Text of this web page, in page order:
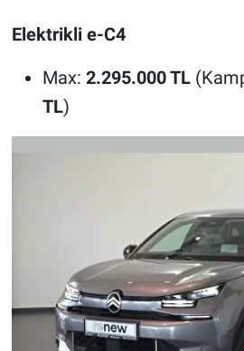
Elektrikli e-C4
Max: 2.295.000 TL
TL)